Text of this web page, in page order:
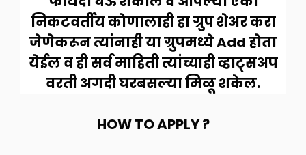
निकटवर्तीय कोणालाही हा ग्रुप शेअर करा
जेणेकरून त्यांनाही या ग्रुपमध्ये Add होता
येईल व ही सर्व माहिती त्यांच्याही व्हाट्सअप
वरती अगदी घरबसल्या मिळू शकेल.
HOW TO APPLY ?